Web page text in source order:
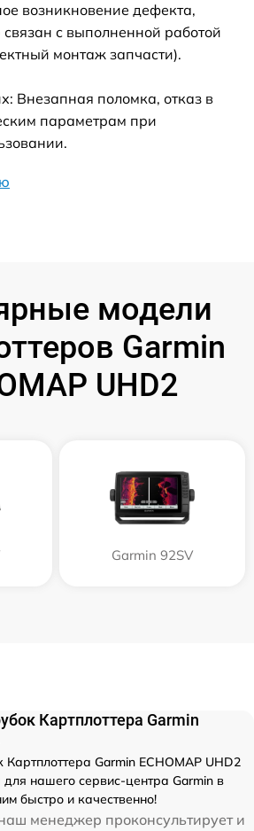
возникновение дефекта,
с выполненной работой
монтаж запчасти).
Внезапная поломка, отказ в
параметрам при
модели
Garmin
UHD2
Garmin 92SV
Картплоттера Garmin
Garmin ECHOMAP UHD2
нашего сервис-центра Garmin в
быстро и качественно!
менеджер проконсультирует и